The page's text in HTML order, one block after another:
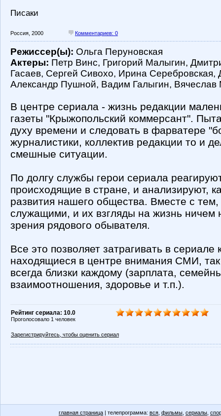
Писаки
Россия, 2000 Комментариев: 0
Режиссер(ы): Ольга Перуновская
Актеры: Петр Винс, Григорий Малыгин,
Гасаев, Сергей Сивохо, Ирина Серебровская,
Александр Пушной, Вадим Галыгин, Вячеслав
В центре сериала - жизнь редакции
газеты "Крыжопольский коммерсант".
духу времени и следовать в фарватере
журналистики, коллектив редакции то и
смешные ситуации.
По долгу службы герои сериала
происходящие в стране, и анализируют,
развития нашего общества. Вместе с
служащими, и их взгляды на жизнь ничем
зрения рядового обывателя.
Все это позволяет затрагивать в
находящиеся в центре внимания СМИ,
всегда близки каждому (зарплата,
взаимоотношения, здоровье и т.п.).
Рейтинг сериала: 10.0
Проголосовало 1 человек
Зарегистрируйтесь, чтобы оценить сериал
главная страница | телепрограмма: вся фильмы сериалы